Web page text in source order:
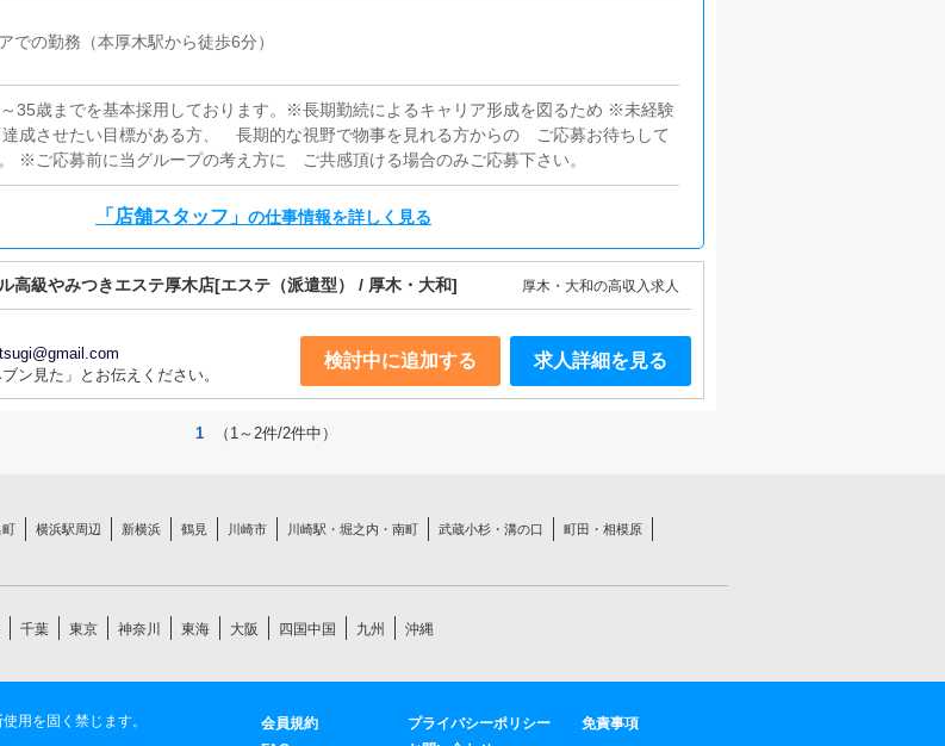
での勤務（本厚木駅から徒歩6分）
35歳までを基本採用しております。※長期勤続によるキャリア形成を図るため ※未経験
成させたい目標がある方、 長期的な視野で物事を見れる方からの ご応募お待ちして
※ご応募前に当グループの考え方に ご共感頂ける場合のみご応募下さい。
「店舗スタッフ」 の仕事情報を詳しく見る
高級やみつきエステ厚木店[エステ（派遣型） / 厚木・大和] 厚木・大和の高収入求人
ン見た」とお伝えください。
検討中に追加する 求人詳細を見る
1 （1～2件/2件中）
町 横浜駅周辺 新横浜 鶴見 川崎市 川崎駅・堀之内・南町 武蔵小杉・溝の口 町田・相模原
千葉 東京 神奈川 東海 大阪 四国中国 九州 沖縄
用を固く禁じます。
会員規約 プライバシーポリシー
免責事項